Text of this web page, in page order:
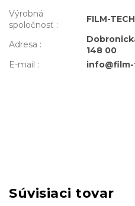
Výrobná
spoločnosť :
FILM-
Adresa :
148 00
E-mail :
Súvisiaci tovar